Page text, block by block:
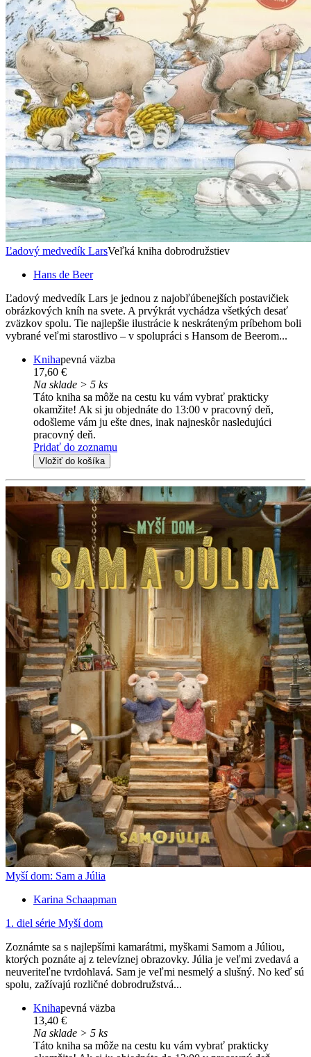
Ľadový medvedík LarsVeľká kniha dobrodružstiev
Hans de Beer
Ľadový medvedík Lars je jednou z najobľúbenejších postavičiek
obrázkových kníh na svete. A prvýkrát vychádza všetkých desať
zväzkov spolu. Tie najlepšie ilustrácie k neskráteným príbehom boli
vybrané veľmi starostlivo – v spolupráci s Hansom de Beerom...
Knihapevná väzba
17,60 €
Na sklade > 5 ks
Táto kniha sa môže na cestu ku vám vybrať prakticky
okamžite! Ak si ju objednáte do 13:00 v pracovný deň,
odošleme vám ju ešte dnes, inak najneskôr nasledujúci
pracovný deň.
Pridať do zoznamu
Vložiť do košíka
Myší dom: Sam a Júlia
Karina Schaapman
1. diel série Myší dom
Zoznámte sa s najlepšími kamarátmi, myškami Samom a Júliou,
ktorých poznáte aj z televíznej obrazovky. Júlia je veľmi zvedavá a
neuveriteľne tvrdohlavá. Sam je veľmi nesmelý a slušný. No keď sú
spolu, zažívajú rozličné dobrodružstvá...
Knihapevná väzba
13,40 €
Na sklade > 5 ks
Táto kniha sa môže na cestu ku vám vybrať prakticky